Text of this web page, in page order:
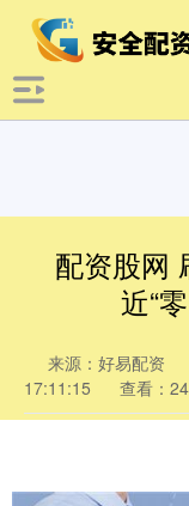
配资股网
近“
来源：好易配资
17:11:15
查看：